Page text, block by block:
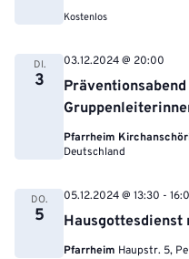
Kostenlos
DI.
3
03.12.2024 @ 20:00
Pfarrheim
Deutschland
DO.
5
05.12.2024 @ 13:30 -
Pfarrheim Haupstr. 5,